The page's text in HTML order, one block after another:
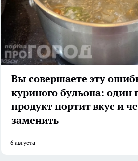
Вы совершаете эту
куриного бульона:
продукт портит вкус и
заменить
6 августа